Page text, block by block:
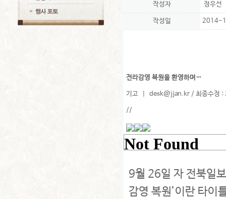
작성자 정우선
작성일 2014-
전라감영 복원을 환영하며…
기고 | desk@jjan.kr / 최종수정
//
9월 26일 자 전북일
감영 복원’이란 타이